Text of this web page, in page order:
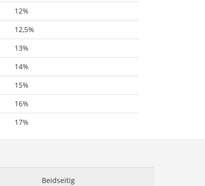
12%
12,5%
13%
14%
15%
16%
17%
Beidseitig